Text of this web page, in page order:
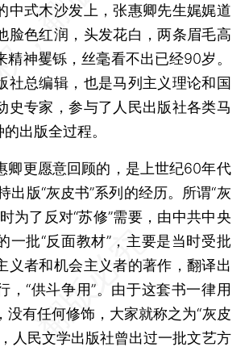
式木沙发上，张惠卿先生娓娓道
脸色红润，头发花白，两条眉毛高
精神矍铄，丝毫看不出已经90岁。
社总编辑，也是马列主义理论和国
史专家，参与了人民出版社各类马
出版全过程。
更愿意回顾的，是上世纪60年代
出版“灰皮书”系列的经历。所谓“灰
为了反对“苏修”需要，由中共中央
一批“反面教材”，主要是当时受批
义者和机会主义者的著作，翻译出
，“供斗争用”。由于这套书一律用
没有任何修饰，大家就称之为“灰皮
人民文学出版社曾出过一批文艺方